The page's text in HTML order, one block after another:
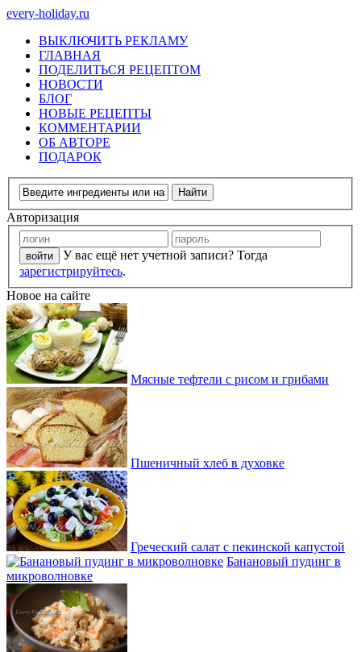
every-holiday.ru
ВЫКЛЮЧИТЬ РЕКЛАМУ
ГЛАВНАЯ
ПОДЕЛИТЬСЯ РЕЦЕПТОМ
НОВОСТИ
БЛОГ
НОВЫЕ РЕЦЕПТЫ
КОММЕНТАРИИ
ОБ АВТОРЕ
ПОДАРОК
Авторизация
У вас ещё нет учетной записи? Тогда
зарегистрируйтесь.
Новое на сайте
Мясные тефтели с рисом и грибами
Пшеничный хлеб в духовке
Греческий салат с пекинской капустой
Банановый пудинг в
микроволновке